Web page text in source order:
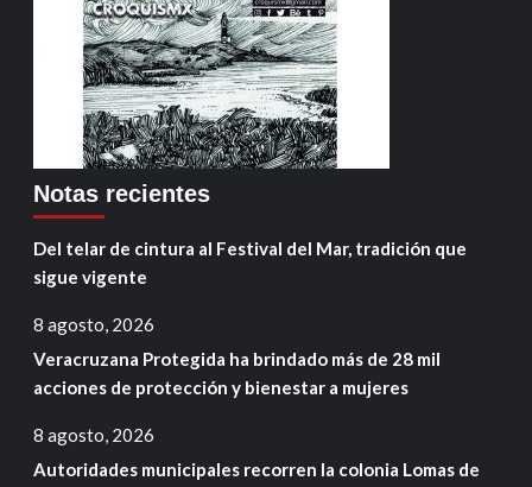
Notas recientes
Del telar de cintura al Festival del Mar, tradición que
sigue vigente
8 agosto, 2026
Veracruzana Protegida ha brindado más de 28 mil
acciones de protección y bienestar a mujeres
8 agosto, 2026
Autoridades municipales recorren la colonia Lomas de